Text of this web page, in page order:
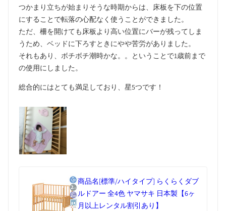
つかまり立ちが始まりそうな時期からは、床板を下の位置
にすることで転落の心配なく使うことができました。
ただ、柵を開けても床板より高い位置にバーが残ってしま
うため、ベッドに下ろすときにやや苦労がありました。
それもあり、ボチボチ潮時かな。。ということで1歳前まで
の使用にしました。
総合的にはとても満足しており、星5つです！
商品名[標準/ハイタイプ] らくらくダブ
ルドアー 全4色 ヤマサキ 日本製【6ヶ
月以上レンタル割引あり】